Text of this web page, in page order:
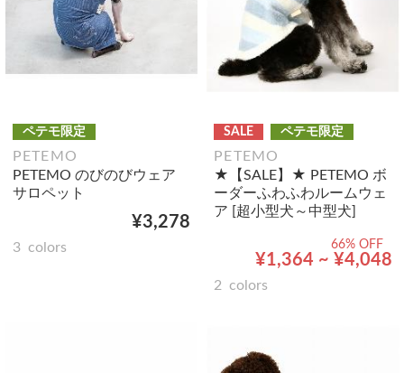
ペテモ限定
PETEMO
PETEMO のびのびウェア
サロペット
¥3,278
3 colors
SALE ペテモ限定
PETEMO
★【SALE】★ PETEMO ボ
ーダーふわふわルームウェ
ア [超小型犬～中型犬]
¥1,364 ~ ¥4,048
66% OFF
2 colors